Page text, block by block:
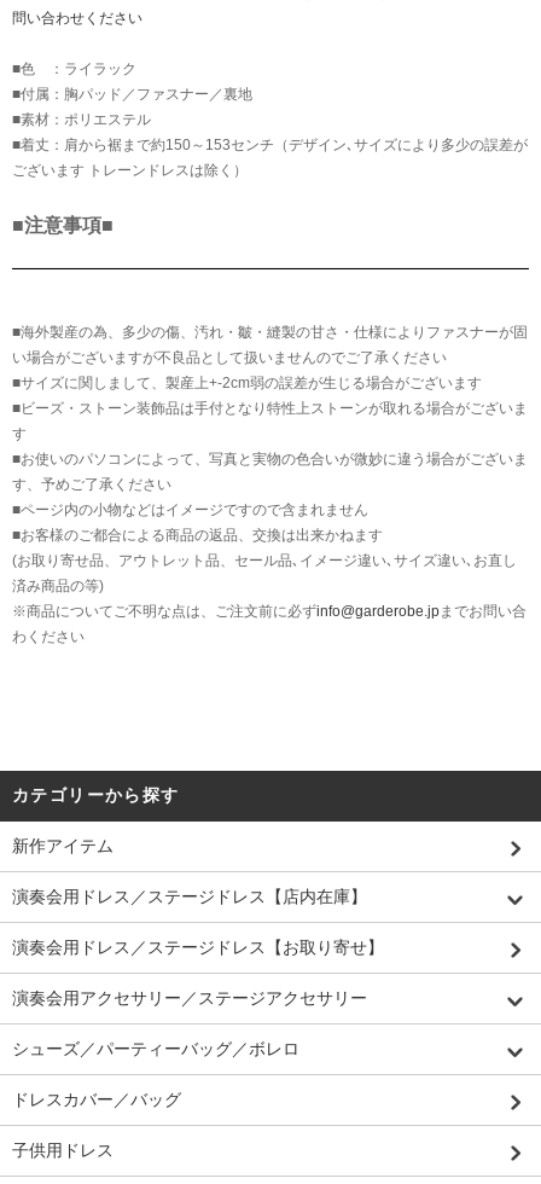
問い合わせください
■色 ：ライラック
■付属：胸パッド／ファスナー／裏地
■素材：ポリエステル
■着丈：肩から裾まで約150～153センチ（デザイン､サイズにより多少の誤差が
ございます トレーンドレスは除く）
■注意事項■
■海外製産の為、多少の傷、汚れ・皺・縫製の甘さ・仕様によりファスナーが固
い場合がございますが不良品として扱いませんのでご了承ください
■サイズに関しまして、製産上+-2cm弱の誤差が生じる場合がございます
■ビーズ・ストーン装飾品は手付となり特性上ストーンが取れる場合がございま
す
■お使いのパソコンによって、写真と実物の色合いが微妙に違う場合がございま
す、予めご了承ください
■ページ内の小物などはイメージですので含まれません
■お客様のご都合による商品の返品、交換は出来かねます
(お取り寄せ品、アウトレット品、セール品､イメージ違い､サイズ違い､お直し
済み商品の等)
※商品についてご不明な点は、ご注文前に必ずinfo@garderobe.jpまでお問い合
わください
カテゴリーから探す
新作アイテム
演奏会用ドレス／ステージドレス【店内在庫】
演奏会用ドレス／ステージドレス【お取り寄せ】
演奏会用アクセサリー／ステージアクセサリー
シューズ／パーティーバッグ／ボレロ
ドレスカバー／バッグ
子供用ドレス